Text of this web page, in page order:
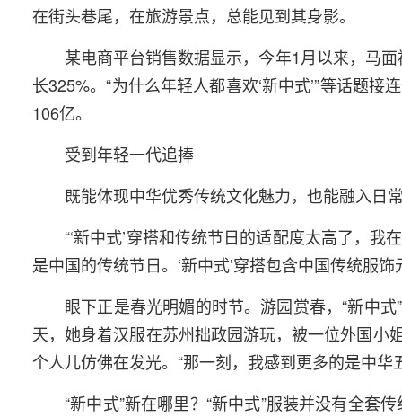
在街头巷尾，在旅游景点，总能见到其身影。
某电商平台销售数据显示，今年1月以来，马
长325%。“为什么年轻人都喜欢‘新中式’”等话题接
106亿。
受到年轻一代追捧
既能体现中华优秀传统文化魅力，也能融入日
“‘新中式’穿搭和传统节日的适配度太高了，我
是中国的传统节日。‘新中式’穿搭包含中国传统服
眼下正是春光明媚的时节。游园赏春，“新中
天，她身着汉服在苏州拙政园游玩，被一位外国
个人儿仿佛在发光。“那一刻，我感到更多的是中
“新中式”新在哪里？“新中式”服装并没有全套